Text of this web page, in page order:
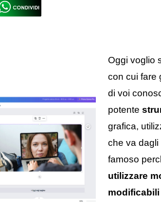
Oggi voglio
con cui fare
di voi
potente
grafica,
che va dagli
famoso
utilizzare